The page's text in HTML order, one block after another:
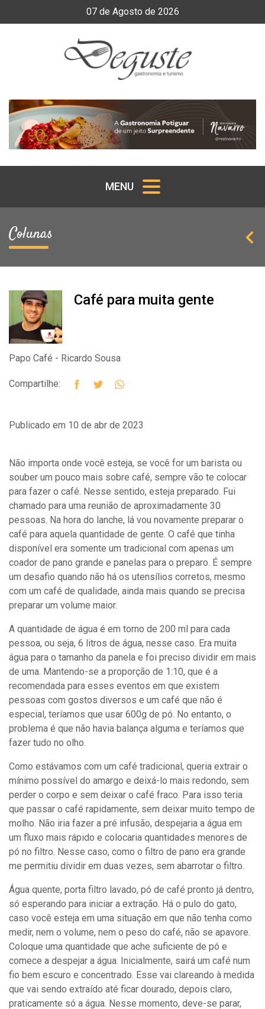
07 de Agosto de 2026
MENU
Colunas
Café para muita gente
Papo Café - Ricardo Sousa
Compartilhe:
Publicado em 10 de abr de 2023
Não importa onde você esteja, se você for um barista ou
souber um pouco mais sobre café, sempre vão te colocar
para fazer o café. Nesse sentido, esteja preparado. Fui
chamado para uma reunião de aproximadamente 30
pessoas. Na hora do lanche, lá vou novamente preparar o
café para aquela quantidade de gente. O café que tinha
disponível era somente um tradicional com apenas um
coador de pano grande e panelas para o preparo. É sempre
um desafio quando não há os utensílios corretos, mesmo
com um café de qualidade, ainda mais quando se precisa
preparar um volume maior.
A quantidade de água é em torno de 200 ml para cada
pessoa, ou seja, 6 litros de água, nesse caso. Era muita
água para o tamanho da panela e foi preciso dividir em mais
de uma. Mantendo-se a proporção de 1:10, que é a
recomendada para esses eventos em que existem
pessoas com gostos diversos e um café que não é
especial, teríamos que usar 600g de pó. No entanto, o
problema é que não havia balança alguma e teríamos que
fazer tudo no olho.
Como estávamos com um café tradicional, queria extrair o
mínimo possível do amargo e deixá-lo mais redondo, sem
perder o corpo e sem deixar o café fraco. Para isso teria
que passar o café rapidamente, sem deixar muito tempo de
molho. Não iria fazer a pré infusão, despejaria a água em
um fluxo mais rápido e colocaria quantidades menores de
pó no filtro. Nesse caso, como o filtro de pano era grande
me permitiu dividir em duas vezes, sem abarrotar o filtro.
Água quente, porta filtro lavado, pó de café pronto já dentro,
só esperando para iniciar a extração. Há o pulo do gato,
caso você esteja em uma situação em que não tenha como
medir, nem o volume, nem o peso do café, não se apavore.
Coloque uma quantidade que ache suficiente de pó e
comece a despejar a água. Inicialmente, sairá um café num
fio bem escuro e concentrado. Esse vai clareando à medida
que vai sendo extraído até ficar dourado, depois claro,
praticamente só a água. Nesse momento, deve-se parar,